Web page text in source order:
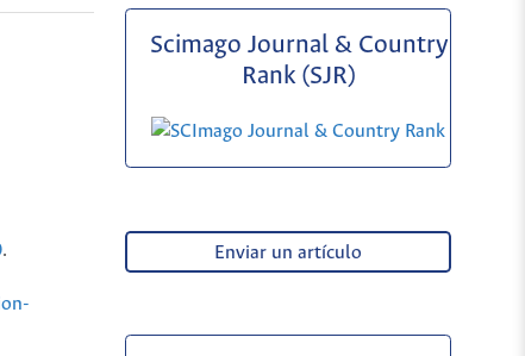
.
Scimago Journal & Country
Rank (SJR)
Enviar un artículo